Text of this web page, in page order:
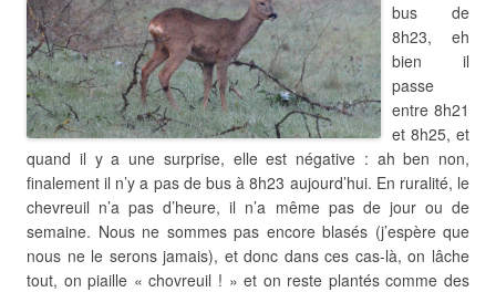
bus de
8h23, eh
bien il
passe
entre 8h21
et 8h25, et
quand il y a une surprise, elle est négative : ah ben non,
finalement il n’y a pas de bus à 8h23 aujourd’hui. En ruralité, le
chevreuil n’a pas d’heure, il n’a même pas de jour ou de
semaine. Nous ne sommes pas encore blasés (j’espère que
nous ne le serons jamais), et donc dans ces cas-là, on lâche
tout, on piaille « chovreuil ! » et on reste plantés comme des